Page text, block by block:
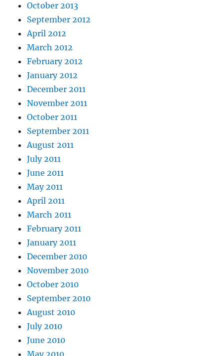
October 2013
September 2012
April 2012
March 2012
February 2012
January 2012
December 2011
November 2011
October 2011
September 2011
August 2011
July 2011
June 2011
May 2011
April 2011
March 2011
February 2011
January 2011
December 2010
November 2010
October 2010
September 2010
August 2010
July 2010
June 2010